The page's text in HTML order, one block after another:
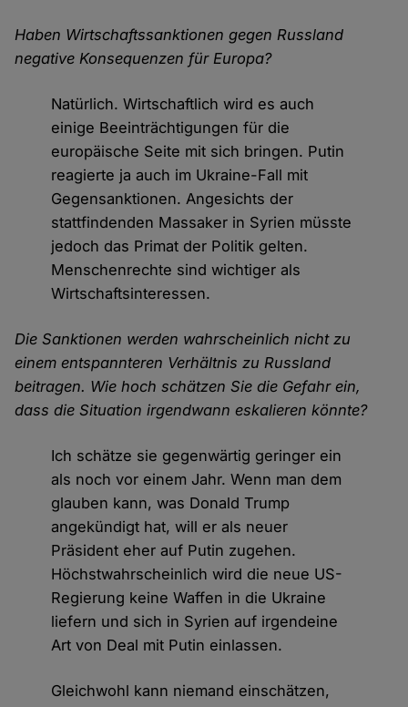
Haben Wirtschaftssanktionen gegen Russland
negative Konsequenzen für Europa?
Natürlich. Wirtschaftlich wird es auch
einige Beeinträchtigungen für die
europäische Seite mit sich bringen. Putin
reagierte ja auch im Ukraine-Fall mit
Gegensanktionen. Angesichts der
stattfindenden Massaker in Syrien müsste
jedoch das Primat der Politik gelten.
Menschenrechte sind wichtiger als
Wirtschaftsinteressen.
Die Sanktionen werden wahrscheinlich nicht zu
einem entspannteren Verhältnis zu Russland
beitragen. Wie hoch schätzen Sie die Gefahr ein,
dass die Situation irgendwann eskalieren könnte?
Ich schätze sie gegenwärtig geringer ein
als noch vor einem Jahr. Wenn man dem
glauben kann, was Donald Trump
angekündigt hat, will er als neuer
Präsident eher auf Putin zugehen.
Höchstwahrscheinlich wird die neue US-
Regierung keine Waffen in die Ukraine
liefern und sich in Syrien auf irgendeine
Art von Deal mit Putin einlassen.
Gleichwohl kann niemand einschätzen,